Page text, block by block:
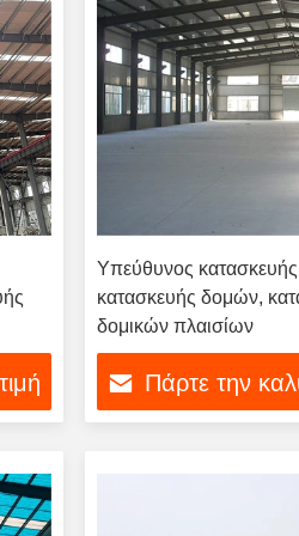
Υπεύθυνος
κατασκευής δομών,
δομικών πλαισίων
Πάρτε την